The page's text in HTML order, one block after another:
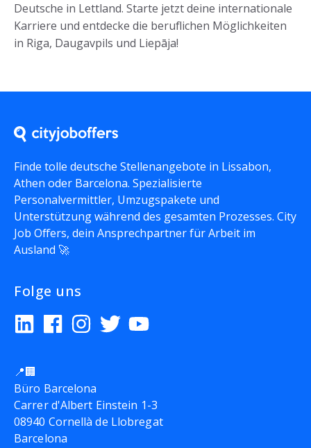
Deutsche in Lettland. Starte jetzt deine internationale
Karriere und entdecke die beruflichen Möglichkeiten
in Riga, Daugavpils und Liepāja!
Finde tolle deutsche Stellenangebote in Lissabon,
Athen oder Barcelona. Spezialisierte
Personalvermittler, Umzugspakete und
Unterstützung während des gesamten Prozesses. City
Job Offers, dein Ansprechpartner für Arbeit im
Ausland 🚀
Folge uns
📍🏢
Büro Barcelona
Carrer d'Albert Einstein 1-3
08940 Cornellà de Llobregat
Barcelona